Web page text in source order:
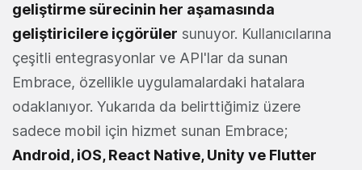
geliştirme sürecinin her aşamasında
geliştiricilere içgörüler sunuyor. Kullanıcılarına
çeşitli entegrasyonlar ve API'lar da sunan
Embrace, özellikle uygulamalardaki hatalara
odaklanıyor. Yukarıda da belirttiğimiz üzere
sadece mobil için hizmet sunan Embrace;
Android, iOS, React Native, Unity ve Flutter